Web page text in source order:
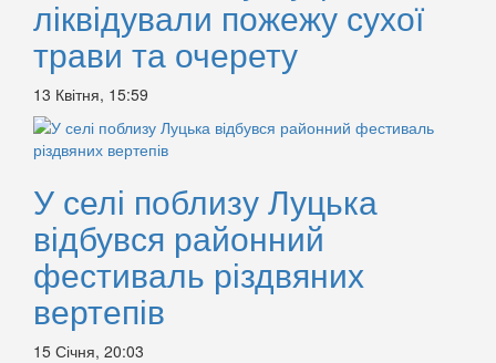
ліквідували пожежу сухої
трави та очерету
13 Квітня, 15:59
У селі поблизу Луцька
відбувся районний
фестиваль різдвяних
вертепів
15 Січня, 20:03